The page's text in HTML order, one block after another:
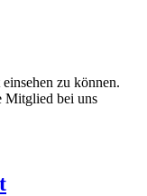
zu können.
Mitglied bei uns